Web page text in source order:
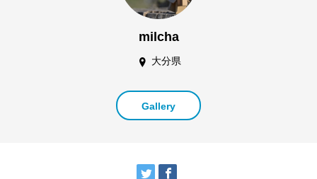
milcha
大分県
Gallery